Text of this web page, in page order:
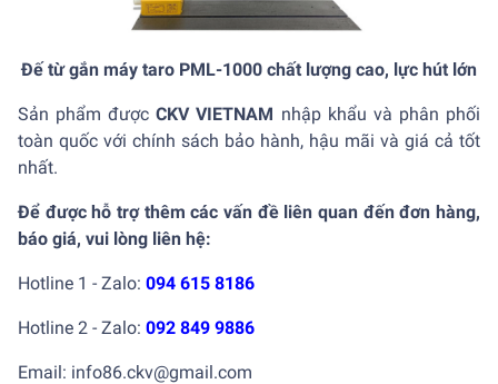
Đế từ gắn máy taro PML-1000 chất lượng cao, lực hút lớn
Sản phẩm đượcCKV VIETNAM nhập khẩu và phân phối
toàn quốc với chính sách bảo hành, hậu mãi và giá cả tốt
nhất.
Để được hỗ trợ thêm các vấn đề liên quan đến đơn hàng,
báo giá, vui lòng liên hệ:
Hotline 1 - Zalo: 094 615 8186
Hotline 2 - Zalo: 092 849 9886
Email: info86.ckv@gmail.com